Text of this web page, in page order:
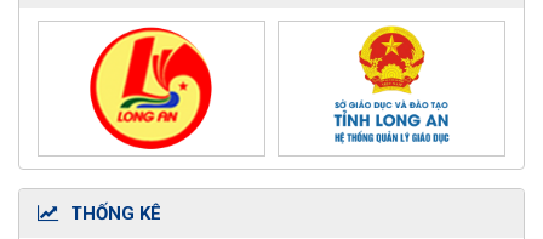
THỐNG KÊ